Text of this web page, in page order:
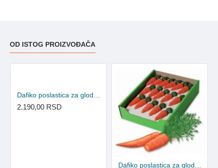
OD ISTOG PROIZVOĐAČA
2.190,00 RSD